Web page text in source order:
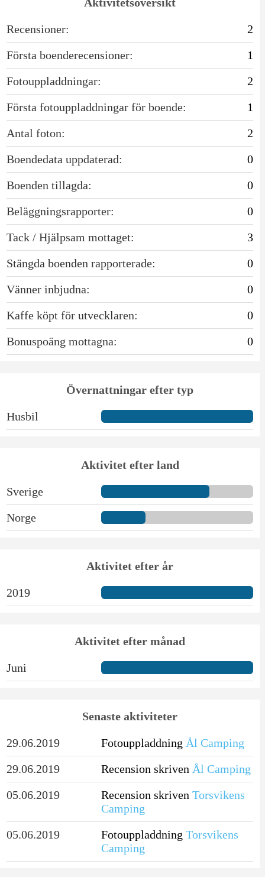
Recensioner:
2
Första boenderecensioner:
1
Fotouppladdningar:
2
Första fotouppladdningar för boende:
1
Antal foton:
2
Boendedata uppdaterad:
0
Boenden tillagda:
0
Beläggningsrapporter:
0
Tack / Hjälpsam mottaget:
3
Stängda boenden rapporterade:
0
Vänner inbjudna:
0
Kaffe köpt för utvecklaren:
0
Bonuspoäng mottagna:
0
Övernattningar efter typ
Husbil
Aktivitet efter land
Sverige
Norge
Aktivitet efter år
2019
Aktivitet efter månad
Juni
Senaste aktiviteter
29.06.2019 Fotouppladdning Ål Camping
29.06.2019
Recension skriven Ål Camping
05.06.2019
Recension skriven Torsvikens
Camping
05.06.2019
Fotouppladdning Torsvikens
Camping